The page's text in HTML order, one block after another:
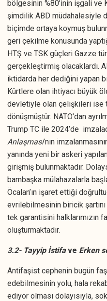
bölgesinin %80’inin işgali ve
şimdilik ABD müdahalesiyle
biçimde ortaya koymuş
geri çekilme konusunda
HTŞ ve TSK güçleri Gazze
gerçekleştirmiş olacaklardı.
iktidarda her dediğini yapan
Kürtlere olan ihtiyacı büyük
devletiyle olan çelişkileri ise
dönüşmüştür. NATO’dan
Trump TC ile 2024’de
Anlaşması’nın
yanında yeni bir askeri
girişmiş bulunmaktadır.
bambaşka mülahazalarla
Öcalan’ın işaret ettiği
evrilebilmesinin biricik
tek garantisini halklarımızın
oluşturmaktadır.
3.2- Tayyip İstifave Erken
Antifaşist cephenin bugün
edebilmesinin yolu, hala
ediyor olması dolayısıyla,